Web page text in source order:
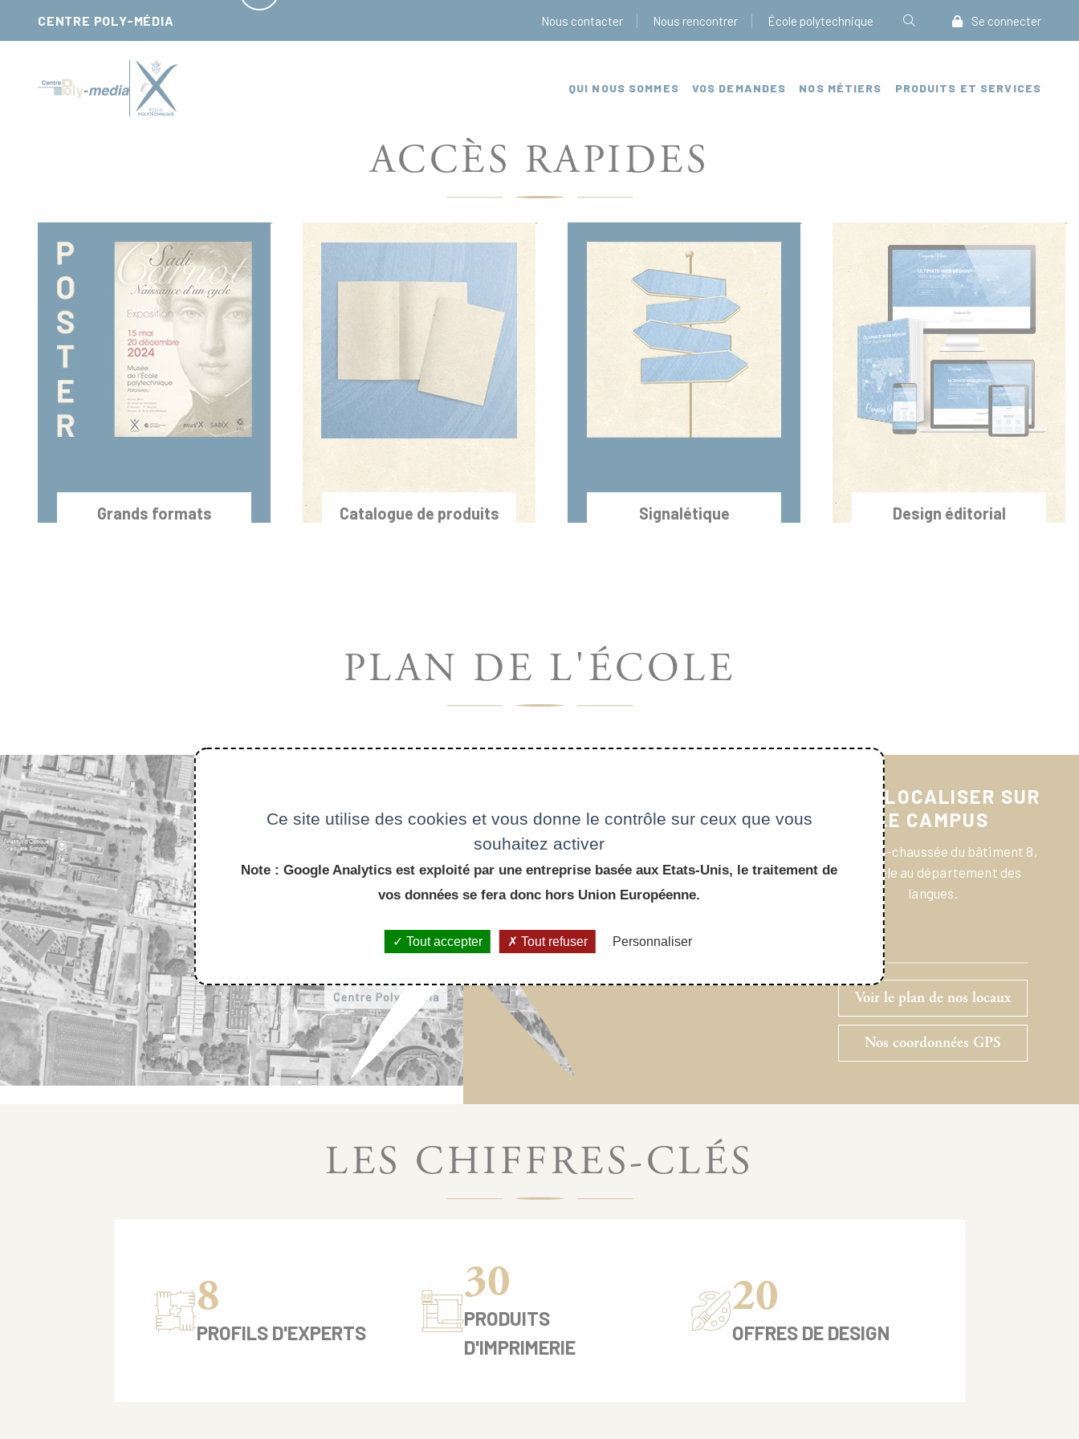
CENTRE POLY-MÉDIA Nous contacter Nous rencontrer École polytechnique Se connecter
QUI NOUS SOMMES VOS DEMANDES NOS MÉTIERS PRODUITS ET SERVICES
ACCÈS RAPIDES
Grands formats Catalogue de produits Signalétique Design éditorial
PLAN DE L'ÉCOLE
NOUS LOCALISER SUR
LE CAMPUS
Au rez-de-chaussée du bâtiment 8,
parallèle au département des
langues.
Voir le plan de nos locaux
Nos coordonnées GPS
LES CHIFFRES-CLÉS
8
PROFILS D'EXPERTS
30
PRODUITS
D'IMPRIMERIE
20
OFFRES DE DESIGN
Ce site utilise des cookies et vous donne le contrôle sur ceux que vous
souhaitez activer
Note : Google Analytics est exploité par une entreprise basée aux Etats-Unis, le traitement de
vos données se fera donc hors Union Européenne.
Tout accepter Tout refuser Personnaliser